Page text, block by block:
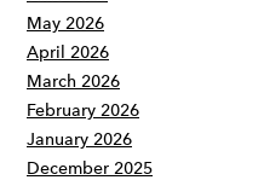
May 2026
April 2026
March 2026
February 2026
January 2026
December 2025